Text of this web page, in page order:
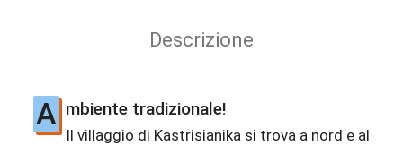
Descrizione
A mbiente tradizionale!
Il villaggio di Kastrisianika si trova a nord e al